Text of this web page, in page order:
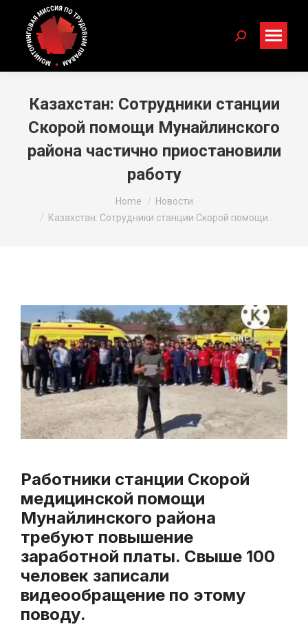
Search:
Казахстан: Сотрудники станции
Скорой помощи Мунайлинского
района частично приостановили
работу
Home
Новости
Казахстан: Сотрудники станции Скорой помощи…
Работники станции Скорой
медицинской помощи
Мунайлинского района
требуют повышение
заработной платы. Свыше 100
человек записали
видеообращение по этому
поводу.